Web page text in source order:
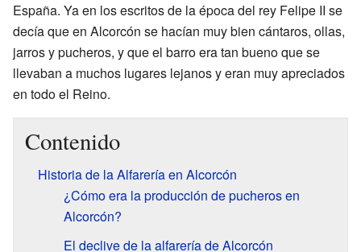
España. Ya en los escritos de la época del rey Felipe II se
decía que en Alcorcón se hacían muy bien cántaros, ollas,
jarros y pucheros, y que el barro era tan bueno que se
llevaban a muchos lugares lejanos y eran muy apreciados
en todo el Reino.
Contenido
Historia de la Alfarería en Alcorcón
¿Cómo era la producción de pucheros en
Alcorcón?
El declive de la alfarería de Alcorcón